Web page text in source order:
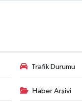
Trafik Durumu
Haber Arşivi